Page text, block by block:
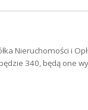
Nieruchomości i
340, będą one